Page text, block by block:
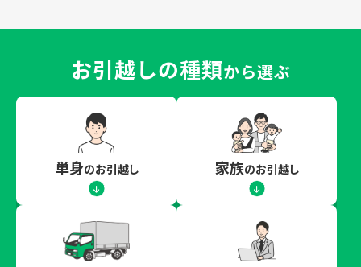
お引越しの種類から選ぶ
単身のお引越し 家族のお引越し